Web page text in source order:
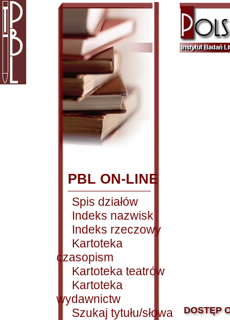
PBL ON-LINE
Spis działów
Indeks nazwisk
Indeks rzeczowy
Kartoteka
czasopism
Kartoteka teatrów
Kartoteka
wydawnictw
Szukaj tytułu/słowa
DOSTĘP